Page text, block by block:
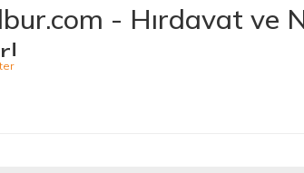
- Hırdavat ve